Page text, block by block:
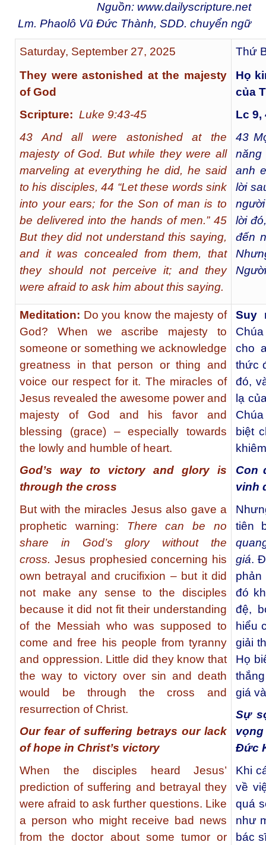
Nguồn: www.dailyscripture.net
Lm. Phaolô Vũ Đức Thành, SDD. chuyển ngữ
Saturday, September 27, 2025
They were astonished at the majesty
of God
Scripture: Luke 9:43-45
43 And all were astonished at the
majesty of God. But while they were all
marveling at everything he did, he said
to his disciples, 44 “Let these words sink
into your ears; for the Son of man is to
be delivered into the hands of men.” 45
But they did not understand this saying,
and it was concealed from them, that
they should not perceive it; and they
were afraid to ask him about this saying.
Thứ
Họ
của
Lc 9,
43
anh
lời
lời
đến
Meditation: Do you know the majesty of
God? When we ascribe majesty to
someone or something we acknowledge
greatness in that person or thing and
voice our respect for it. The miracles of
Jesus revealed the awesome power and
majesty of God and his favor and
blessing (grace) – especially towards
the lowly and humble of heart.
God’s way to victory and glory is
through the cross
But with the miracles Jesus also gave a
prophetic warning: There can be no
share in God’s glory without the
cross. Jesus prophesied concerning his
own betrayal and crucifixion – but it did
not make any sense to the disciples
because it did not fit their understanding
of the Messiah who was supposed to
come and free his people from tyranny
and oppression. Little did they know that
the way to victory over sin and death
would be through the cross and
resurrection of Christ.
Our fear of suffering betrays our lack
of hope in Christ’s victory
When the disciples heard Jesus’
prediction of suffering and betrayal they
were afraid to ask further questions. Like
a person who might receive bad news
from the doctor about some tumor or
Suy
cho
thức
đó,
lạ
biệt
Con
vinh
tiên
giá.
phản
đó
đệ,
hiểu
giải
Họ
giá
Sự
Đức
Khi
về
quá
như
bác